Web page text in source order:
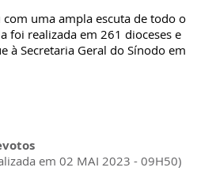
com uma ampla escuta de todo o
foi realizada em 261 dioceses e
à Secretaria Geral do Sínodo em
em 02 MAI 2023 - 09H50)